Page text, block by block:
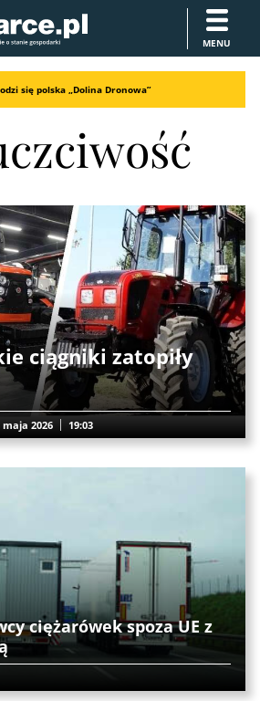
MENU
się polska „Dolina Dronowa”
ciągniki zatopiły
maja 2026 19:03
ciężarówek spoza UE z